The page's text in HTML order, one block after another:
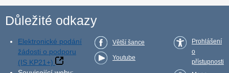
Důležité odkazy
Elektronické podání
žádosti o podporu
(IS KP21+)
Větší šance
Youtube
Prohlášení
o
přístupnosti